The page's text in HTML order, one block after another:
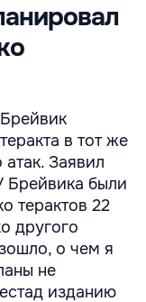
в тот же
Заявил
Брейвика были
терактов 22
другого
о чем я
не
изданию